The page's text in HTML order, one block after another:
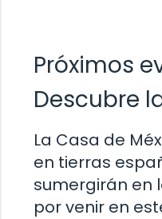
Próximos
Descubre
La Casa de
en tierras
sumergirán en
por venir en